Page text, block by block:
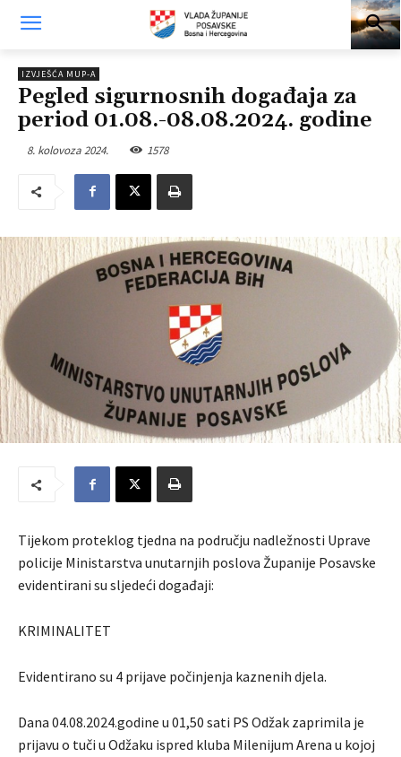
IZVJEŠĆA MUP-A
Pegled sigurnosnih događaja za
period 01.08.-08.08.2024. godine
8. kolovoza 2024. 1578
Tijekom proteklog tjedna na području nadležnosti Uprave
policije Ministarstva unutarnjih poslova Županije Posavske
evidentirani su sljedeći događaji:
KRIMINALITET
Evidentirano su 4 prijave počinjenja kaznenih djela.
Dana 04.08.2024.godine u 01,50 sati PS Odžak zaprimila je
prijavu o tuči u Odžaku ispred kluba Milenijum Arena u kojoj